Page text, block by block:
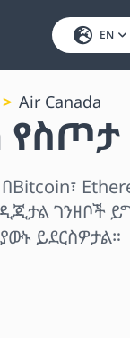
EN
Air Canada
ገንዘቦች
ይደርስዎታል።